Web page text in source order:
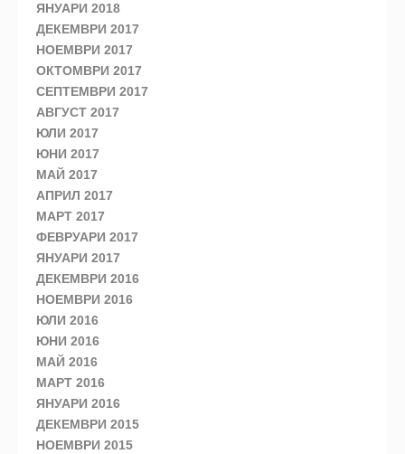
ЯНУАРИ 2018
ДЕКЕМВРИ 2017
НОЕМВРИ 2017
ОКТОМВРИ 2017
СЕПТЕМВРИ 2017
АВГУСТ 2017
ЮЛИ 2017
ЮНИ 2017
МАЙ 2017
АПРИЛ 2017
МАРТ 2017
ФЕВРУАРИ 2017
ЯНУАРИ 2017
ДЕКЕМВРИ 2016
НОЕМВРИ 2016
ЮЛИ 2016
ЮНИ 2016
МАЙ 2016
МАРТ 2016
ЯНУАРИ 2016
ДЕКЕМВРИ 2015
НОЕМВРИ 2015